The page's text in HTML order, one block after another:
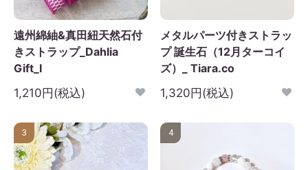
遠州綿紬&真田紐天然石付
きストラップ_Dahlia
Gift_I
1,210円(税込)
メタルパーツ付きストラッ
プ 誕生石（12月ターコイ
ズ）_ Tiara.co
1,320円(税込)
3 4